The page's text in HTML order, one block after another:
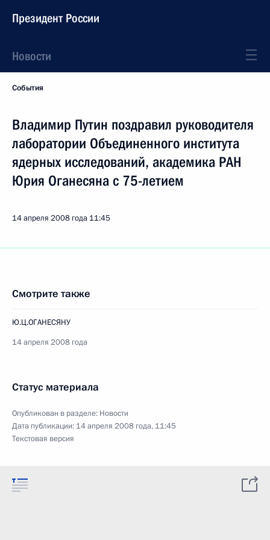
Президент России
Новости
События
Владимир Путин поздравил руководителя
лаборатории Объединенного института
ядерных исследований, академика РАН
Юрия Оганесяна с 75-летием
14 апреля 2008 года 11:45
Смотрите также
Ю.Ц.ОГАНЕСЯНУ
14 апреля 2008 года
Статус материала
Опубликован в разделе: Новости
Дата публикации: 14 апреля 2008 года, 11:45
Текстовая версия